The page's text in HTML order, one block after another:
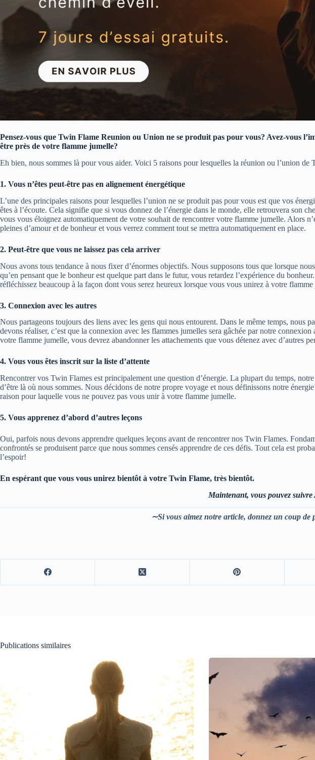
Pensez-vous que Twin Flame Reunion ou Union ne se produit pas pour vous? Avez-vous
être près de votre flamme jumelle?
Eh bien, nous sommes là pour vous aider. Voici 5 raisons pour lesquelles la réunion ou l’union
1. Vous n’êtes peut-être pas en alignement énergétique
L’une des principales raisons pour lesquelles l’union ne se produit pas pour vous est que vos
êtes à l’écoute. Cela signifie que si vous donnez de l’énergie dans le monde, elle retrouvera son
vous vous éloignez automatiquement de votre souhait de rencontrer votre flamme jumelle. Alors
pleines d’amour et de bonheur et vous verrez comment tout se mettra automatiquement en place.
2. Peut-être que vous ne laissez pas cela arriver
Nous avons tous tendance à nous fixer d’énormes objectifs. Nous supposons tous que lorsque
qu’en pensant que le bonheur est quelque part dans le futur, vous retardez l’expérience du
réfléchissez beaucoup à la façon dont vous serez heureux lorsque vous vous unirez à votre
3. Connexion avec les autres
Nous partageons toujours des liens avec les gens qui nous entourent. Dans le même temps, nous
devons réaliser, c’est que la connexion avec les flammes jumelles sera gâchée par notre
votre flamme jumelle, vous devrez abandonner les attachements que vous détenez avec d’autres
4. Vous vous êtes inscrit sur la liste d’attente
Rencontrer vos Twin Flames est principalement une question d’énergie. La plupart du temps,
d’être là où nous sommes. Nous décidons de notre propre voyage et nous définissons notre
raison pour laquelle vous ne pouvez pas vous unir à votre flamme jumelle.
5. Vous apprenez d’abord d’autres leçons
Oui, parfois nous devons apprendre quelques leçons avant de rencontrer nos Twin Flames.
confrontés se produisent parce que nous sommes censés apprendre de ces défis. Tout cela est
l’espoir!
En espérant que vous vous unirez bientôt à votre Twin Flame, très bientôt.
Maintenant, vous pouvez
∼Si vous aimez notre article, donnez un coup
Publications similaires